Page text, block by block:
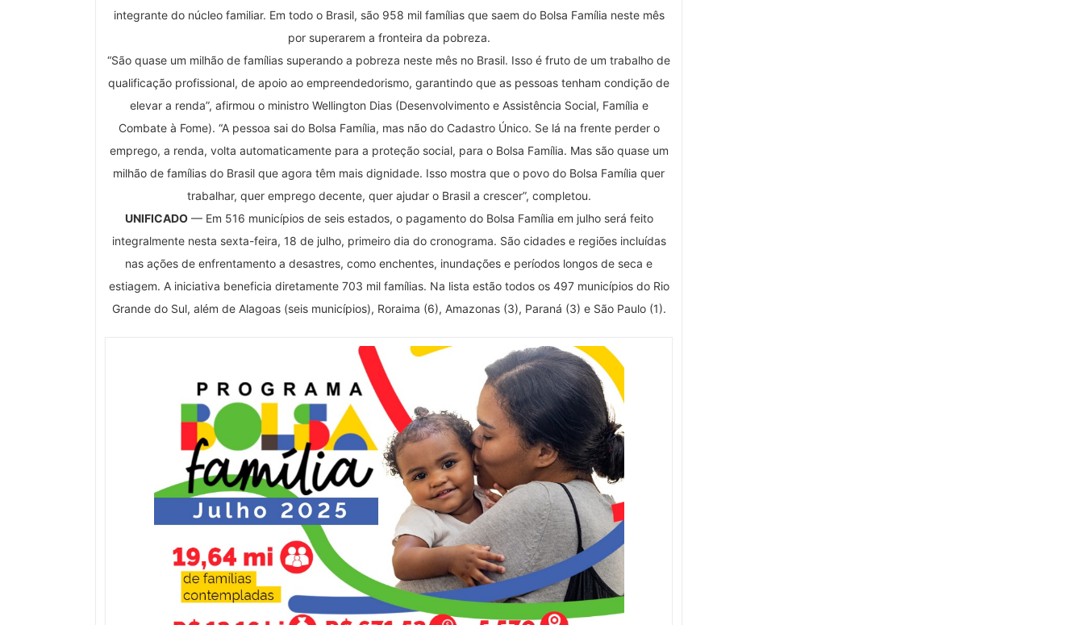
integrante do núcleo familiar. Em todo o Brasil, são 958 mil famílias que saem do Bolsa Família neste mês
por superarem a fronteira da pobreza.
“São quase um milhão de famílias superando a pobreza neste mês no Brasil. Isso é fruto de um trabalho de
qualificação profissional, de apoio ao empreendedorismo, garantindo que as pessoas tenham condição de
elevar a renda”, afirmou o ministro Wellington Dias (Desenvolvimento e Assistência Social, Família e
Combate à Fome). “A pessoa sai do Bolsa Família, mas não do Cadastro Único. Se lá na frente perder o
emprego, a renda, volta automaticamente para a proteção social, para o Bolsa Família. Mas são quase um
milhão de famílias do Brasil que agora têm mais dignidade. Isso mostra que o povo do Bolsa Família quer
trabalhar, quer emprego decente, quer ajudar o Brasil a crescer”, completou.
UNIFICADO— Em 516 municípios de seis estados, o pagamento do Bolsa Família em julho será feito
integralmente nesta sexta-feira, 18 de julho, primeiro dia do cronograma. São cidades e regiões incluídas
nas ações de enfrentamento a desastres, como enchentes, inundações e períodos longos de seca e
estiagem. A iniciativa beneficia diretamente 703 mil famílias. Na lista estão todos os 497 municípios do Rio
Grande do Sul, além de Alagoas (seis municípios), Roraima (6), Amazonas (3), Paraná (3) e São Paulo (1).